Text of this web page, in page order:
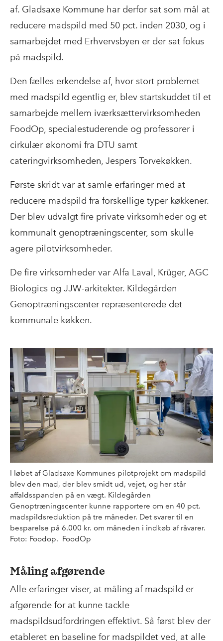
af. Gladsaxe Kommune har derfor sat som mål at
reducere madspild med 50 pct. inden 2030, og i
samarbejdet med Erhvervsbyen er der sat fokus
på madspild.
Den fælles erkendelse af, hvor stort problemet
med madspild egentlig er, blev startskuddet til et
samarbejde mellem iværksættervirksomheden
FoodOp, specialestuderende og professorer i
cirkulær økonomi fra DTU samt
cateringvirksomheden, Jespers Torvekøkken.
Første skridt var at samle erfaringer med at
reducere madspild fra forskellige typer køkkener.
Der blev udvalgt fire private virksomheder og et
kommunalt genoptræningscenter, som skulle
agere pilotvirksomheder.
De fire virksomheder var Alfa Laval, Krüger, AGC
Biologics og JJW-arkitekter. Kildegården
Genoptræningscenter repræsenterede det
kommunale køkken.
I løbet af Gladsaxe Kommunes pilotprojekt om madspild
blev den mad, der blev smidt ud, vejet, og her står
affaldsspanden på en vægt. Kildegården
Genoptræningscenter kunne rapportere om en 40 pct.
madspildsreduktion på tre måneder. Det svarer til en
besparelse på 6.000 kr. om måneden i indkøb af råvarer.
Foto: Foodop. FoodOp
Måling afgørende
Alle erfaringer viser, at måling af madspild er
afgørende for at kunne tackle
madspildsudfordringen effektivt. Så først blev der
etableret en baseline for madspildet ved, at alle